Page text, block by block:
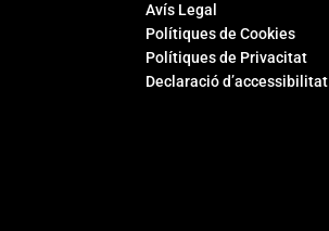
Avís Legal
Polítiques de Cookies
Polítiques de Privacitat
Declaració d’accessibilitat